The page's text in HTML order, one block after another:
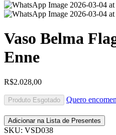
Vaso Belma
Enne
R$2.028,00
Produto Esgotado Quero
Adicionar na Lista de Presentes
SKU: VSD038